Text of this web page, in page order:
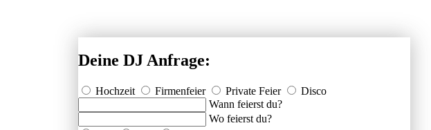
Deine DJ Anfrage:
Hochzeit Firmenfeier Private Feier
Disco
Wann feierst du?
Wo feierst du?